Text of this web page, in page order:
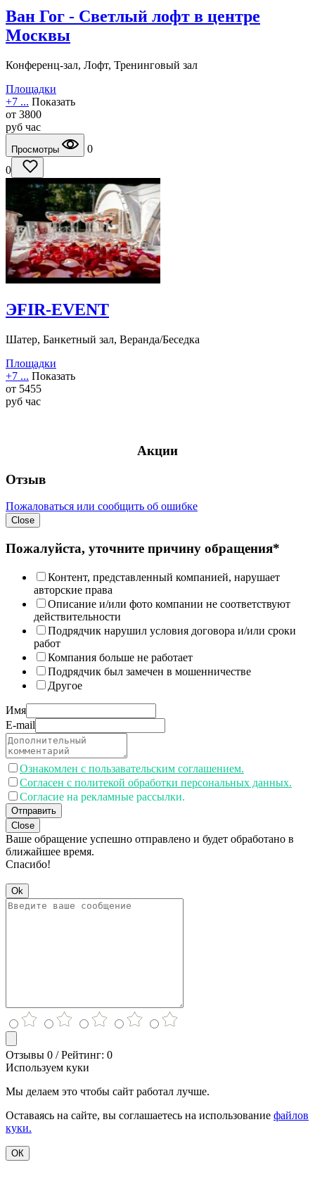
Ван Гог - Светлый лофт в центре
Москвы
Конференц-зал, Лофт, Тренинговый зал
Площадки
+7 ... Показать
от 3800
руб час
Просмотры
0
0
ЭFIR-EVENT
Шатер, Банкетный зал, Веранда/Беседка
Площадки
+7 ... Показать
от 5455
руб час
Акции
Отзыв
Пожаловаться или сообщить об ошибке
Close
Пожалуйста, уточните причину обращения*
Контент, представленный компанией, нарушает
авторские права
Описание и/или фото компании не соответствуют
действительности
Подрядчик нарушил условия договора и/или сроки
работ
Компания больше не работает
Подрядчик был замечен в мошенничестве
Другое
Имя
E-mail
Ознакомлен с пользавательским соглашением.
Согласен с политекой обработки персональных данных.
Согласие на рекламные рассылки.
Отправить
Close
Ваше обращение успешно отправлено и будет обработано в
ближайшее время.
Спасибо!
Ok
Отзывы 0 / Рейтинг: 0
Используем куки
Мы делаем это чтобы сайт работал лучше.
Оставаясь на сайте, вы соглашаетесь на использование файлов
куки.
ОК